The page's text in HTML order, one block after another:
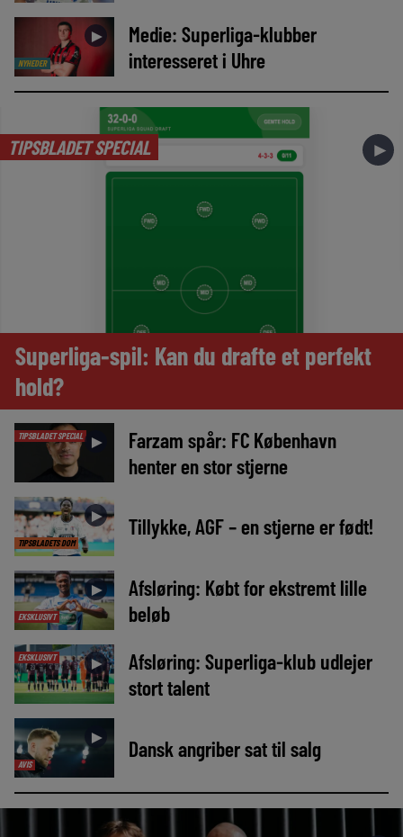
NYHEDER
►
Medie: Superliga-klubber
interesseret i Uhre
TIPSBLADET SPECIAL ►
Superliga-spil: Kan du drafte et perfekt
hold?
TIPSBLADET SPECIAL ►
Farzam spår: FC København
henter en stor stjerne
TIPSBLADETS DOM
► Tillykke, AGF – en stjerne er født!
EKSKLUSIVT
►
Afsløring: Købt for ekstremt lille
beløb
EKSKLUSIVT ►
Afsløring: Superliga-klub udlejer
stort talent
AVIS
► Dansk angriber sat til salg